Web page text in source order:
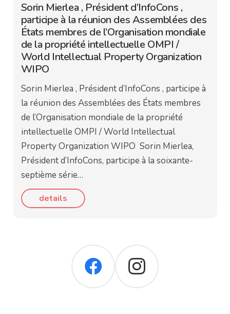
Sorin Mierlea , Président d’InfoCons ,
participe à la réunion des Assemblées des
États membres de l’Organisation mondiale
de la propriété intellectuelle OMPI /
World Intellectual Property Organization
WIPO
Sorin Mierlea , Président d’InfoCons , participe à
la réunion des Assemblées des États membres
de l’Organisation mondiale de la propriété
intellectuelle OMPI / World Intellectual
Property Organization WIPO Sorin Mierlea,
Président d’InfoCons, participe à la soixante-
septième série…
details